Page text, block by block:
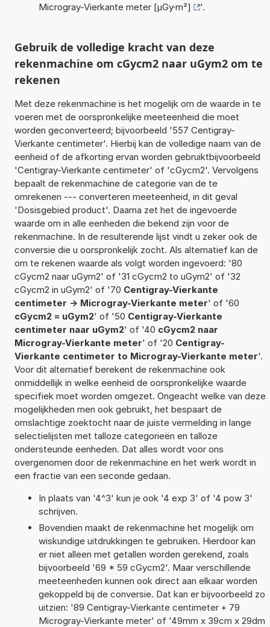
Microgray-Vierkante meter [µGy·m²]
'.
Gebruik de volledige kracht van deze
rekenmachine om cGycm2 naar uGym2 om te
rekenen
Met deze rekenmachine is het mogelijk om de waarde in te
voeren met de oorspronkelijke meeteenheid die moet
worden geconverteerd; bijvoorbeeld '557 Centigray-
Vierkante centimeter'. Hierbij kan de volledige naam van de
eenheid of de afkorting ervan worden gebruiktbijvoorbeeld
'Centigray-Vierkante centimeter' of 'cGycm2'. Vervolgens
bepaalt de rekenmachine de categorie van de te
omrekenen --- converteren meeteenheid, in dit geval
'Dosisgebied product'. Daarna zet het de ingevoerde
waarde om in alle eenheden die bekend zijn voor de
rekenmachine. In de resulterende lijst vindt u zeker ook de
conversie die u oorspronkelijk zocht. Als alternatief kan de
om te rekenen waarde als volgt worden ingevoerd: '80
cGycm2 naar uGym2' of '31 cGycm2 to uGym2' of '32
cGycm2 in uGym2' of '70 Centigray-Vierkante
centimeter -> Microgray-Vierkante meter' of '60
cGycm2 = uGym2' of '50 Centigray-Vierkante
centimeter naar uGym2' of '40 cGycm2 naar
Microgray-Vierkante meter' of '20 Centigray-
Vierkante centimeter to Microgray-Vierkante meter'.
Voor dit alternatief berekent de rekenmachine ook
onmiddellijk in welke eenheid de oorspronkelijke waarde
specifiek moet worden omgezet. Ongeacht welke van deze
mogelijkheden men ook gebruikt, het bespaart de
omslachtige zoektocht naar de juiste vermelding in lange
selectielijsten met talloze categorieën en talloze
ondersteunde eenheden. Dat alles wordt voor ons
overgenomen door de rekenmachine en het werk wordt in
een fractie van een seconde gedaan.
In plaats van '4^3' kun je ook '4 exp 3' of '4 pow 3'
schrijven.
Bovendien maakt de rekenmachine het mogelijk om
wiskundige uitdrukkingen te gebruiken. Hierdoor kan
er niet alleen met getallen worden gerekend, zoals
bijvoorbeeld '69 * 59 cGycm2'. Maar verschillende
meeteenheden kunnen ook direct aan elkaar worden
gekoppeld bij de conversie. Dat kan er bijvoorbeeld zo
uitzien: '89 Centigray-Vierkante centimeter + 79
Microgray-Vierkante meter' of '49mm x 39cm x 29dm